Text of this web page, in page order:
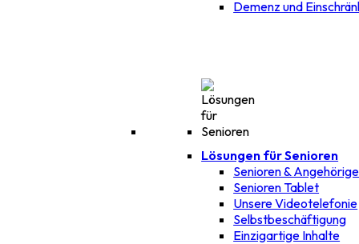
Demenz und
Lösungen für Senioren
Senioren &
Senioren Tablet
Unsere Videotelefonie
Selbstbeschäftigung
Einzigartige Inhalte